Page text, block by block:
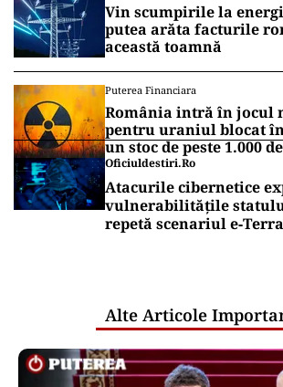
Vin scumpirile la
putea arăta facturile
această toamnă
Puterea Financiara
România intră în jocul
pentru uraniul blocat
un stoc de peste 1.000
Oficiuldestiri.ro
Atacurile cibernetice
vulnerabilitățile
repetă scenariul
Alte Articole